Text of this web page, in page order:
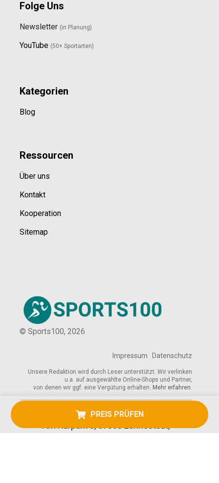
PREIS PRÜFEN
Folge Uns
Newsletter (in Planung)
YouTube (50+ Sportarten)
Kategorien
Blog
Ressourcen
Über uns
Kontakt
Kooperation
Sitemap
© Sports100, 2026
Impressum Datenschutz
Unsere Redaktion wird durch Leser unterstützt. Wir verlinken
u.a. auf ausgewählte Online-Shops und Partner,
von denen wir ggf. eine Vergütung erhalten. Mehr erfahren.
Adresse